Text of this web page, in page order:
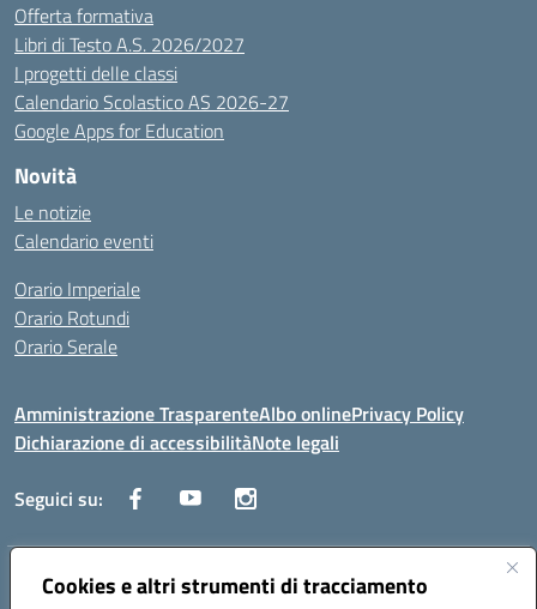
Cookies e altri strumenti di tracciamento
Offerta formativa
Libri di Testo A.S. 2026/2027
I progetti delle classi
Calendario Scolastico AS 2026-27
Google Apps for Education
Novità
Le notizie
Calendario eventi
Orario Imperiale
Orario Rotundi
Orario Serale
Amministrazione TrasparenteAlbo onlinePrivacy Policy
Dichiarazione di accessibilitàNote legali
Seguici su:
Indirizzo:Via Generale Francesco Rotundi 4, 71121 Foggia (FG)